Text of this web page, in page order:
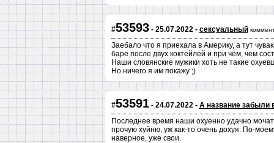
#53593- 25.07.2022 - сексуальный
Заебало что я приехала в Америку, а тут
баре после двух коктейлей и при чём, чем
Наши словянские мужики хоть не такие
Но ничего я им покажу ;)
#53591- 24.07.2022 - А название забыли
Последнее время наши охуенно удачно
прочую хуйню, уж как-то очень дохуя. По-
наверное, уже свои.